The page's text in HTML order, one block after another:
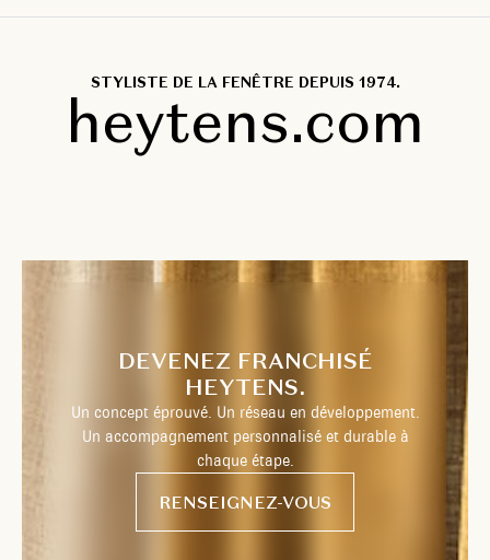
STYLISTE DE LA FENÊTRE DEPUIS 1974.
heytens.com
DEVENEZ FRANCHISÉ
HEYTENS.
Un concept éprouvé. Un réseau en développement.
Un accompagnement personnalisé et durable à
chaque étape.
RENSEIGNEZ-VOUS